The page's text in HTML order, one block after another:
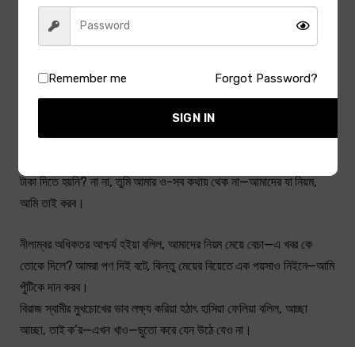
রাজেশ্বরীতলার ঘোষালদের বাড়ি থেকে ঘটকী এসেছিল; সর্বাঙ্গে গয়না—হাজার টাকা
নীলাম্বর মুখ তুলিয়া আশ্চর্য হইয়া বলিল, তুই কি পণ নিয়ে মেয়ে বেচবি নাকি রে?
বিরাজ বলিল, কেন নেব না? আমার একটা ছেলে থাকলে টাকা দিয়ে মেয়ে ঘরে আনতে
টাকা দিতে হয়নি? না না, তুমি আমার ও-সব কথায় থেক না—আমাদের যা নিয়ম,
আমি তাই করব।
নীলাম্বর অধিকতর আশ্চর্য হইয়া বলিল, আমাদের নিয়ম মেয়ে বেচা—এ খবর কে
তোকে দিলে? আমরা পণ দিই বটে, কিন্তু মেয়ের বিয়েতে এক পয়সাও নিইনে—আমি
পুঁটিকে দান করব।
বিরাজ স্বামীর মুখচোখের ভাব লক্ষ্য করিয়া হঠাৎ হাসিয়া ফেলিয়া বলিল, আচ্ছা
আচ্ছা, তাই ক’র—এখন খাও—ছুতো করে যেন উঠে যেও না।
Remember me Forgot Password?
SIGN IN